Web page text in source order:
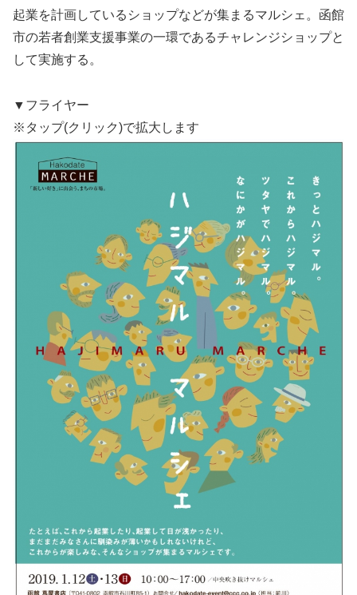
起業を計画しているショップなどが集まるマルシェ。函館
市の若者創業支援事業の一環であるチャレンジショップと
して実施する。
▼フライヤー
※タップ(クリック)で拡大します